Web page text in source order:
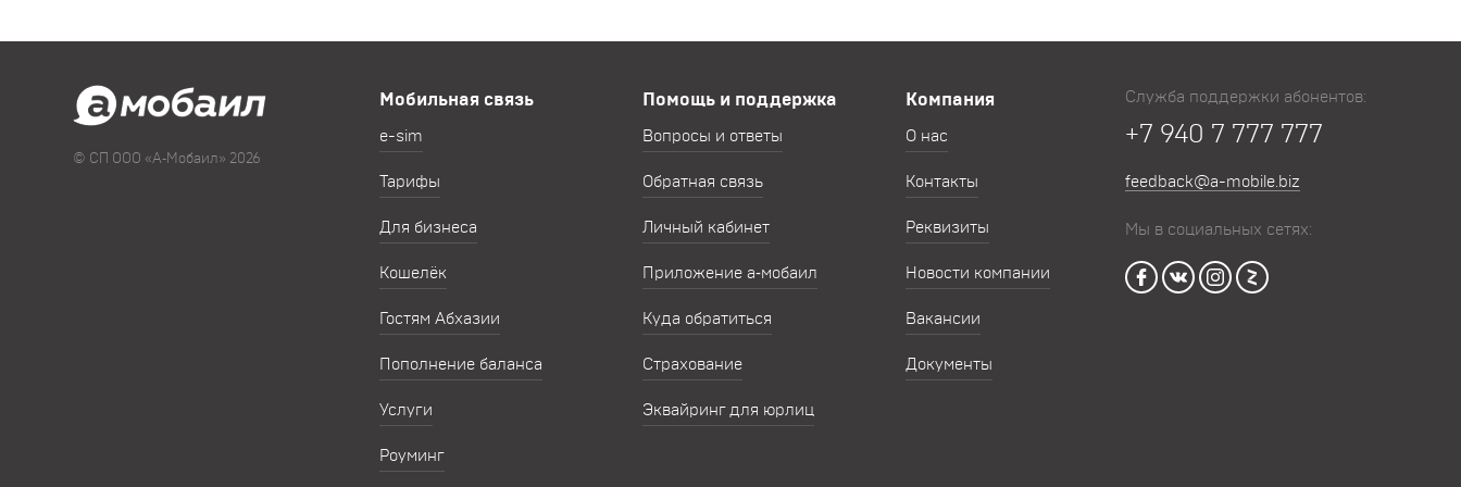
© СП ООО «А‑Мобаил» 2026
Мобильная связь
e-sim
Тарифы
Для бизнеса
Кошелёк
Гостям Абхазии
Пополнение баланса
Услуги
Роуминг
Помощь и поддержка
Вопросы и ответы
Обратная связь
Личный кабинет
Приложение а‑мобаил
Куда обратиться
Страхование
Эквайринг для юрлиц
Компания
О нас
Контакты
Реквизиты
Новости компании
Вакансии
Документы
Служба поддержки абонентов:
+7 940 7 777 777
feedback@a-mobile.biz
Мы в социальных сетях: